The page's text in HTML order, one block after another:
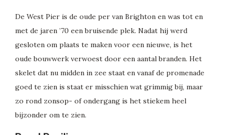
De West Pier is de oude per van Brighton en was tot en
met de jaren ’70 een bruisende plek. Nadat hij werd
gesloten om plaats te maken voor een nieuwe, is het
oude bouwwerk verwoest door een aantal branden. Het
skelet dat nu midden in zee staat en vanaf de promenade
goed te zien is staat er misschien wat grimmig bij, maar
zo rond zonsop- of ondergang is het stiekem heel
bijzonder om te zien.